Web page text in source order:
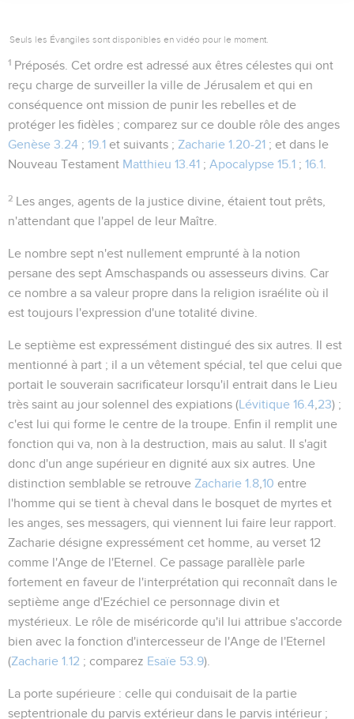
Seuls les Évangiles sont disponibles en vidéo pour le moment.
1 Préposés . Cet ordre est adressé aux êtres célestes qui ont
reçu charge de surveiller la ville de Jérusalem et qui en
conséquence ont mission de punir les rebelles et de
protéger les fidèles ; comparez sur ce double rôle des anges
Genèse 3.24 ; 19.1 et suivants ; Zacharie 1.20-21 ; et dans le
Nouveau Testament Matthieu 13.41 ; Apocalypse 15.1 ; 16.1
2 Les anges, agents de la justice divine, étaient tout prêts,
n'attendant que l'appel de leur Maître.
Le nombre sept n'est nullement emprunté à la notion
persane des sept Amschaspands ou assesseurs divins. Car
ce nombre a sa valeur propre dans la religion israélite où il
est toujours l'expression d'une totalité divine.
Le septième est expressément distingué des six autres. Il est
mentionné à part ; il a un vêtement spécial, tel que celui que
portait le souverain sacrificateur lorsqu'il entrait dans le Lieu
très saint au jour solennel des expiations (Lévitique 16.4 23) ;
c'est lui qui forme le centre de la troupe. Enfin il remplit une
fonction qui va, non à la destruction, mais au salut. Il s'agit
donc d'un ange supérieur en dignité aux six autres. Une
distinction semblable se retrouve Zacharie 1.8 10 entre
l'homme qui se tient à cheval dans le bosquet de myrtes et
les anges, ses messagers, qui viennent lui faire leur rapport.
Zacharie désigne expressément cet homme, au verset 12
comme l'Ange de l'Eternel. Ce passage parallèle parle
fortement en faveur de l'interprétation qui reconnaît dans le
septième ange d'Ezéchiel ce personnage divin et
mystérieux. Le rôle de miséricorde qu'il lui attribue s'accorde
bien avec la fonction d'intercesseur de l'Ange de l'Eternel
(Zacharie 1.12 ; comparez Esaïe 53.9).
La porte supérieure : celle qui conduisait de la partie
septentrionale du parvis extérieur dans le parvis intérieur ;